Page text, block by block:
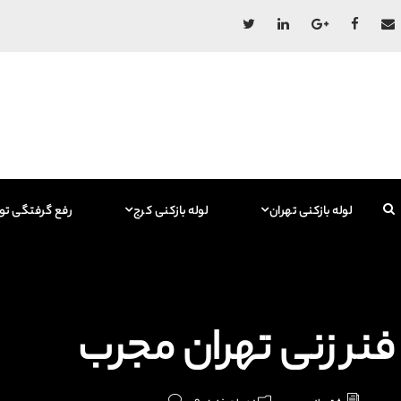
رفع گرفتگی لوله بازکنی کرج لوله بازکنی تهران
فنر زنی تهران مجرب